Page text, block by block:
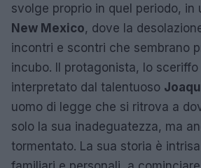
svolge proprio in quel periodo, in
New Mexico, dove la
incontri e scontri che sembrano
incubo. Il protagonista, lo sceriffo
interpretato dal talentuoso
uomo di legge che si ritrova a
solo la sua inadeguatezza, ma
tormentato. La sua storia è